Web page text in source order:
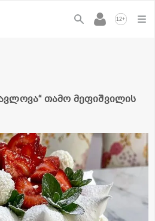
12+
თამო მეფიშვილის